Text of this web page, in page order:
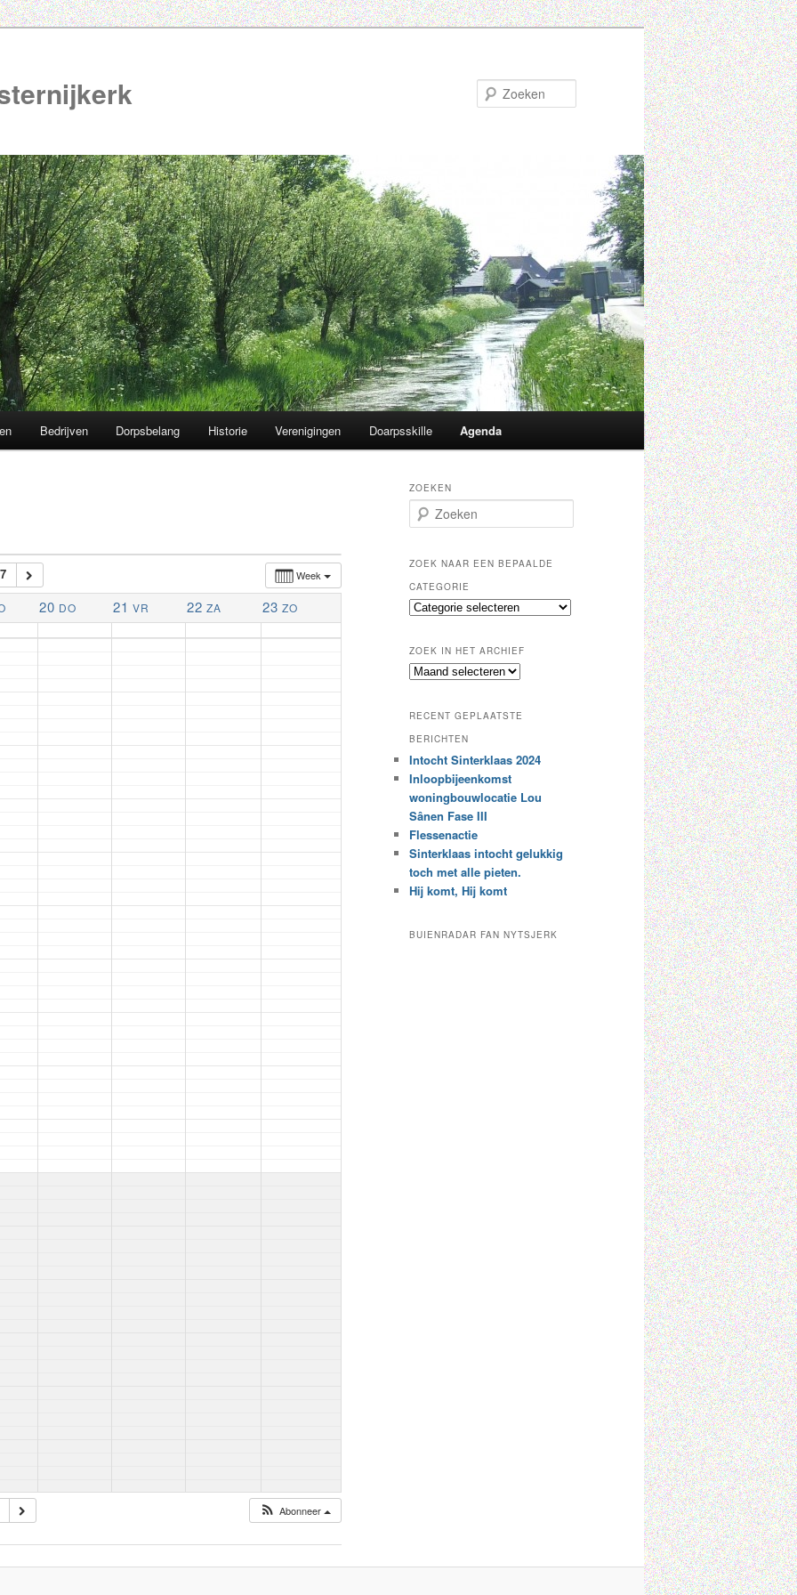
Bedrijven Dorpsbelang Historie Verenigingen Doarpsskille Agenda
Week
20 DO 21 VR 22 ZA 23 ZO
Abonneer
ZOEKEN
o
k
n
ZOEK NAAR EEN BEPAALDE
CATEGORIE
Z
k
n
e
e
n
b
e
a
a
l
d
c
ZOEK IN HET ARCHIEF
Z
k
i
n
h
t
a
r
c
h
i
RECENT GEPLAATSTE
BERICHTEN
Intocht Sinterklaas 2024
Inloopbijeenkomst
woningbouwlocatie Lou
Sânen Fase III
Flessenactie
Sinterklaas intocht gelukkig
toch met alle pieten.
Hij komt, Hij komt
BUIENRADAR FAN NYTSJERK